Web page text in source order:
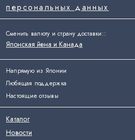
Напрямую из Японии
Любящая поддержка
Настоящие отзывы
персональных данных
Каталог
Новости
Сменить валюту и страну доставки::
Японская йена и Канада